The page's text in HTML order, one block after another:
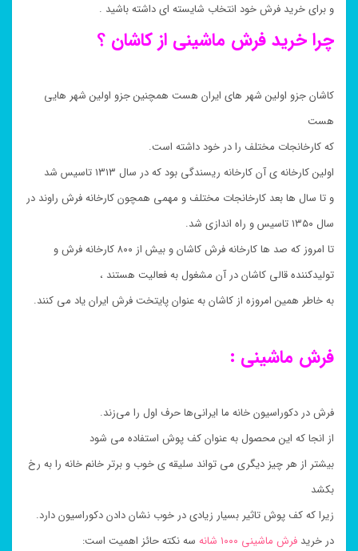
و برای خرید فرش خود انتخاب شایسته ای داشته باشید .
چرا خرید فرش ماشینی از کاشان ؟
کاشان جزو اولین شهر های ایران هست همچنین جزو اولین شهر هایی
هست
که کارخانجات مختلف را در خود داشته است.
اولین کارخانه ی آن کارخانه ریسندگی بود که در سال ۱۳۱۳ تاسیس شد
و تا سال ها بعد کارخانجات مختلف و مهمی همچون کارخانه فرش راوند در
سال ۱۳۵۰ تاسیس و راه اندازی شد.
تا امروز که صد ها کارخانه فرش کاشان و بیش از ۸۰۰ کارخانه فرش و
تولیدکننده قالی کاشان در آن مشغول به فعالیت هستند ،
به خاطر همین امروزه از کاشان به عنوان پایتخت فرش ایران یاد می کنند.
فرش ماشینی :
فرش در دکوراسیون خانه ما ایرانی‌ها حرف اول را می‌زند.
از انجا که این محصول به عنوان کف پوش استفاده می شود
بیشتر از هر چیز دیگری می تواند سلیقه ی خوب و برتر خانم خانه را به رخ
بکشد
زیرا که کف پوش تاثیر بسیار زیادی در خوب نشان دادن دکوراسیون دارد.
در خرید فرش ماشینی ۱۰۰۰ شانه
سه نکته حائز اهمیت است: